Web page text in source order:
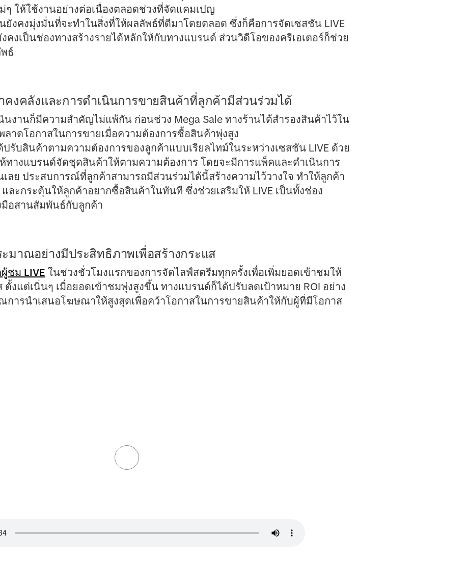
ๆ ให้ใช้งานอย่างต่อเนื่องตลอดช่วงที่จัดแคมเปญ
งคงมุ่งมั่นที่จะทำในสิ่งที่ให้ผลลัพธ์ที่ดีมาโดยตลอด ซึ่งก็คือการจัดเซสชัน LIVE
งคงเป็นช่องทางสร้างรายได้หลักให้กับทางแบรนด์ ส่วนวิดีโอของครีเอเตอร์ก็ช่วย
ธ์
งคลังและการดำเนินการขายสินค้าที่ลูกค้ามีส่วนร่วมได้
นงานก็มีความสำคัญไม่แพ้กัน ก่อนช่วง Mega Sale ทางร้านได้สำรองสินค้าไว้ใน
ลาดโอกาสในการขายเมื่อความต้องการซื้อสินค้าพุ่งสูง
รับสินค้าตามความต้องการของลูกค้าแบบเรียลไทม์ในระหว่างเซสชัน LIVE ด้วย
ทางแบรนด์จัดชุดสินค้าให้ตามความต้องการ โดยจะมีการแพ็คและดำเนินการ
ลย ประสบการณ์ที่ลูกค้าสามารถมีส่วนร่วมได้นี้สร้างความไว้วางใจ ทำให้ลูกค้า
ละกระตุ้นให้ลูกค้าอยากซื้อสินค้าในทันที ซึ่งช่วยเสริมให้ LIVE เป็นทั้งช่อง
มือสานสัมพันธ์กับลูกค้า
มาณอย่างมีประสิทธิภาพเพื่อสร้างกระแส
ชม LIVE ในช่วงชั่วโมงแรกของการจัดไลฟ์สตรีมทุกครั้งเพื่อเพิ่มยอดเข้าชมให้
ตั้งแต่เนิ่นๆ เมื่อยอดเข้าชมพุ่งสูงขึ้น ทางแบรนด์ก็ได้ปรับลดเป้าหมาย ROI อย่าง
การนำเสนอโฆษณาให้สูงสุดเพื่อคว้าโอกาสในการขายสินค้าให้กับผู้ที่มีโอกาส